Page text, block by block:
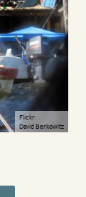
Flickr:
David Berkowitz